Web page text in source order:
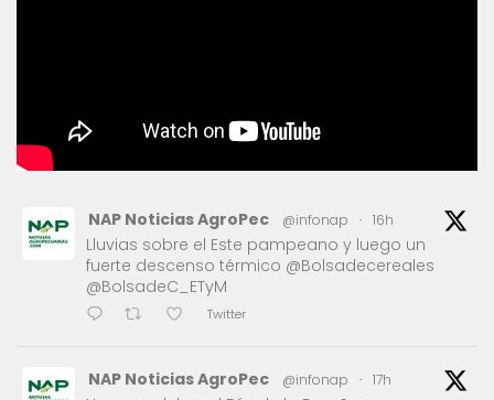
NAP Noticias AgroPec @infonap · 16h
Lluvias sobre el Este pampeano y luego un
fuerte descenso térmico @Bolsadecereales
@BolsadeC_ETyM
Twitter
NAP Noticias AgroPec @infonap · 17h